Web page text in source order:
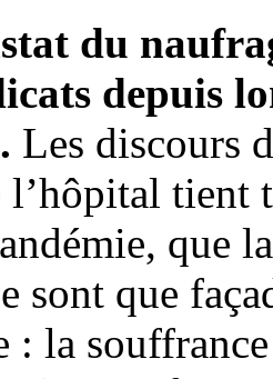
du
depuis
Les discours
l’hôpital
que
sont que
: la